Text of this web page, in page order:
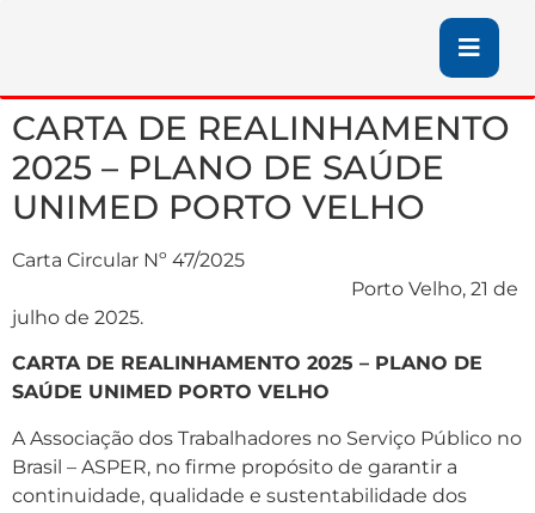
CARTA DE REALINHAMENTO
2025 – PLANO DE SAÚDE
UNIMED PORTO VELHO
Carta Circular Nº 47/2025
Porto Velho, 21 de
julho de 2025.
CARTA DE REALINHAMENTO 2025 – PLANO DE
SAÚDE UNIMED PORTO VELHO
A Associação dos Trabalhadores no Serviço Público no
Brasil – ASPER, no firme propósito de garantir a
continuidade, qualidade e sustentabilidade dos